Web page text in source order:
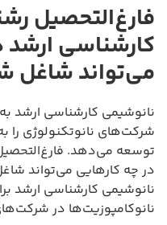
فارغ‌التحصیل
کارشناسی ارشد
می‌تواند شاغل
نانوشیمی کارشناسی ارشد
شرکت‌های نانوتکنولوژی را
توسعه می‌دهد.
در چه کارهایی می‌تواند
نانوشیمی کارشناسی ارشد
نانوکامپوزیت‌ها در